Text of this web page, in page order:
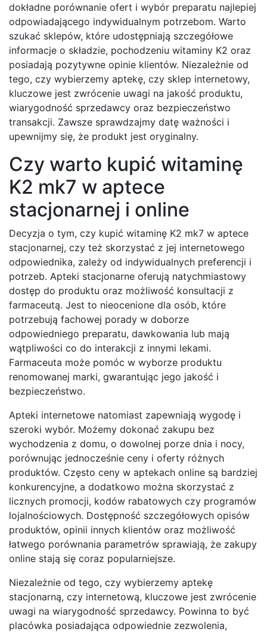
dokładne porównanie ofert i wybór preparatu najlepiej
odpowiadającego indywidualnym potrzebom. Warto
szukać sklepów, które udostępniają szczegółowe
informacje o składzie, pochodzeniu witaminy K2 oraz
posiadają pozytywne opinie klientów. Niezależnie od
tego, czy wybierzemy aptekę, czy sklep internetowy,
kluczowe jest zwrócenie uwagi na jakość produktu,
wiarygodność sprzedawcy oraz bezpieczeństwo
transakcji. Zawsze sprawdzajmy datę ważności i
upewnijmy się, że produkt jest oryginalny.
Czy warto kupić witaminę
K2 mk7 w aptece
stacjonarnej i online
Decyzja o tym, czy kupić witaminę K2 mk7 w aptece
stacjonarnej, czy też skorzystać z jej internetowego
odpowiednika, zależy od indywidualnych preferencji i
potrzeb. Apteki stacjonarne oferują natychmiastowy
dostęp do produktu oraz możliwość konsultacji z
farmaceutą. Jest to nieocenione dla osób, które
potrzebują fachowej porady w doborze
odpowiedniego preparatu, dawkowania lub mają
wątpliwości co do interakcji z innymi lekami.
Farmaceuta może pomóc w wyborze produktu
renomowanej marki, gwarantując jego jakość i
bezpieczeństwo.
Apteki internetowe natomiast zapewniają wygodę i
szeroki wybór. Możemy dokonać zakupu bez
wychodzenia z domu, o dowolnej porze dnia i nocy,
porównując jednocześnie ceny i oferty różnych
produktów. Często ceny w aptekach online są bardziej
konkurencyjne, a dodatkowo można skorzystać z
licznych promocji, kodów rabatowych czy programów
lojalnościowych. Dostępność szczegółowych opisów
produktów, opinii innych klientów oraz możliwość
łatwego porównania parametrów sprawiają, że zakupy
online stają się coraz popularniejsze.
Niezależnie od tego, czy wybierzemy aptekę
stacjonarną, czy internetową, kluczowe jest zwrócenie
uwagi na wiarygodność sprzedawcy. Powinna to być
placówka posiadająca odpowiednie zezwolenia,